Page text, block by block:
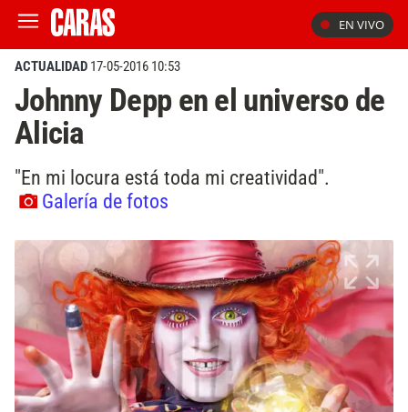
EN VIVO
ACTUALIDAD 17-05-2016 10:53
Johnny Depp en el universo de
Alicia
"En mi locura está toda mi creatividad".
Galería de fotos